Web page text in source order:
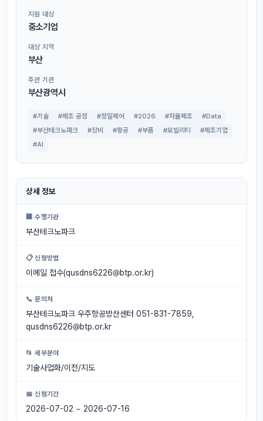
지원 대상
중소기업
대상 지역
부산
주관 기관
부산광역시
#기술 #제조 공정 #정밀제어 #2026 #자율제조
#Data
#부산테크노파크
#장비 #항공 #부품 #모빌리티
#제조기업
#AI
상세 정보
🏢 수행기관
부산테크노파크
📋 신청방법
이메일 접수(qusdns6226@btp.or.kr)
📞 문의처
부산테크노파크 우주항공방산센터 051-831-7859,
qusdns6226@btp.or.kr
📂 세부분야
기술사업화/이전/지도
📅 신청기간
2026-07-02 ~ 2026-07-16